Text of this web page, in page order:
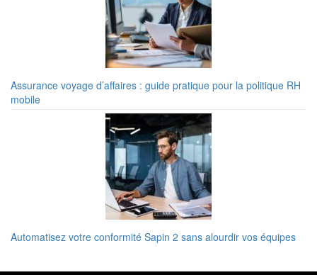
Assurance voyage d’affaires : guide pratique pour la politique RH
mobile
Automatisez votre conformité Sapin 2 sans alourdir vos équipes